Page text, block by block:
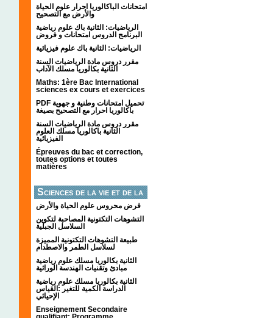
امتحانات الباكالوريا احرار علوم الحياة
والأرض مع التصحيح
الرياضيات: الثانية باك علوم رياضية
البرنامج الدروس امتحانات و فروض
الرياضيات: الثانية باك علوم فيزيائية
مقرر دروس مادة الرياضيات السنة
الثانية بكالوريا مسلك الآداب
Maths: 1ère Bac International
sciences ex cours et exercices
PDF تحميل امتحانات وطنية و جهوية
باكالوريا احرار مع التصحيح بصيغة
مقرر دروس مادة الرياضيات السنة
الثانية باكالوريا مسلك العلوم
الفيزيائية
Épreuves du bac et correction,
toutes options et toutes
matières
Sciences de la vie et de la
terre
فرض محروس علوم الحياة والأرض
التشوهات التكتونیة المصاحبة لتكوین
السلاسل الجبلیة
طبيعة التشوهات التكتونية المميزة
لسلاسل الطمر والاصطدام
الثانية بكالوريا مسلك علوم رياضية
مبادئ وتقنيات الهندسة الوراثية
الثانية بكالوريا مسلك علوم رياضية
الدراسة الكمية للتغير :القياس
الإحيائي
Enseignement Secondaire